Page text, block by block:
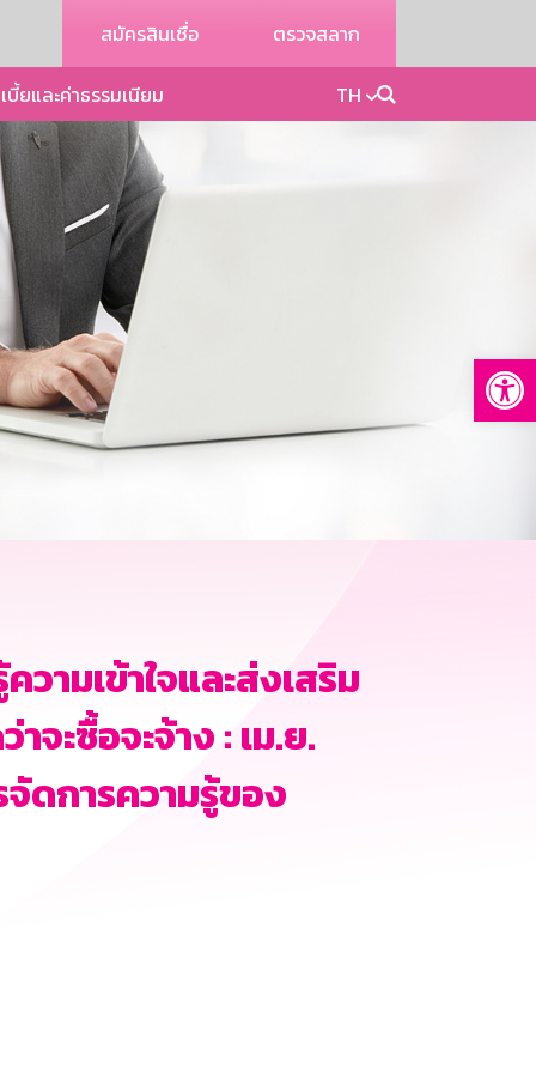
สมัครสินเชื่อ ตรวจสลาก
บี้ยและค่าธรรมเนียม TH
ามเข้าใจและส่งเสริม
จะซื้อจะจ้าง : เม.ย.
ดการความรู้ของ